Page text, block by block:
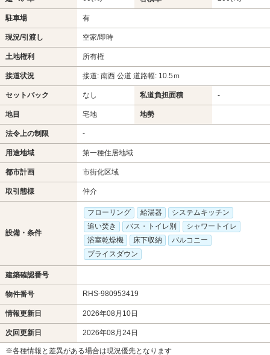
駐車場 有
現況/引渡し 空家/即時
土地権利 所有権
接道状況 接道: 南西 公道 道路幅: 10.5ｍ
セットバック なし 私道負担面積 -
地目 宅地 地勢
法令上の制限 -
用途地域 第一種住居地域
都市計画 市街化区域
取引態様 仲介
設備・条件
フローリング 給湯器
システムキッチン
追い焚き
バス・トイレ別
シャワートイレ
浴室乾燥機
床下収納
バルコニー
プライスダウン
建築確認番号
物件番号 RHS-980953419
情報更新日 2026年08月10日
次回更新日 2026年08月24日
※各種情報と差異がある場合は現況優先となります